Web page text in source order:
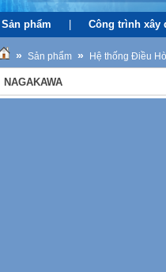
Sản phẩm Công trình xây
» Sản phẩm » Hệ thống Điều
NAGAKAWA